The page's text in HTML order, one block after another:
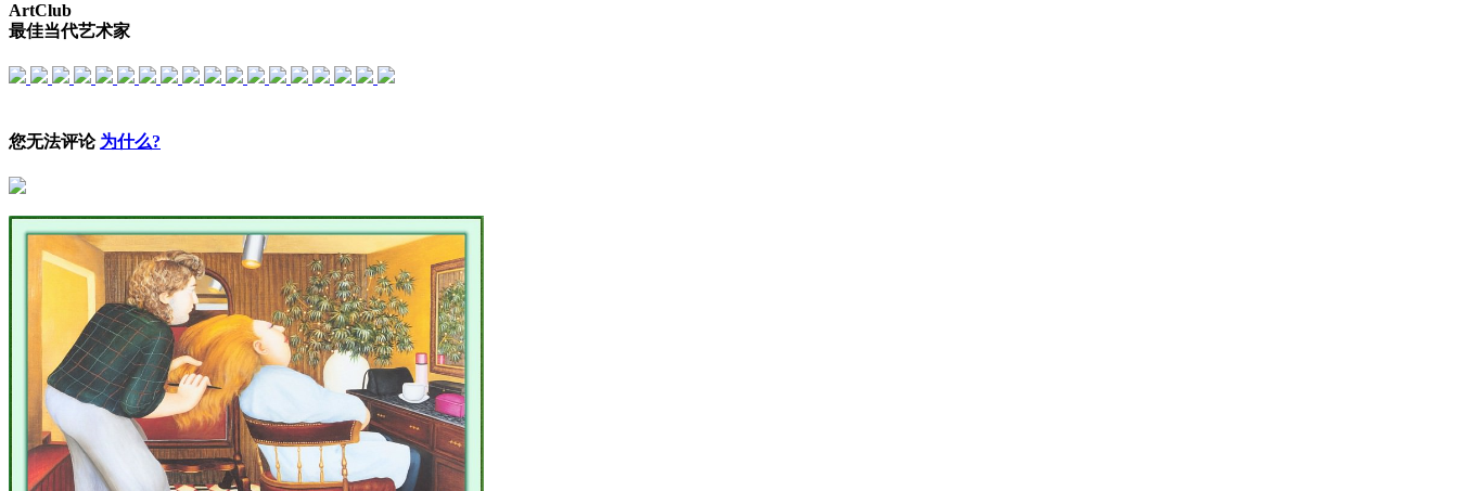
ArtClub
最佳当代艺术家
您无法评论 为什么?